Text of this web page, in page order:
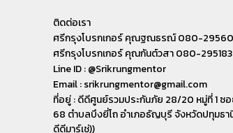
ติดต่อเรา
ศรีกรุงโบรกเกอร์ คุณฐณธรณ์ 080-
ศรีกรุงโบรกเกอร์ คุณกันต์วสา 080-
Line ID : @Srikrungmentor
Email : srikrungmentor@gmail.com
ที่อยู่ : ดีดีศูนย์รวมประกันภัย 28/20 หมู่ที่ 1 ซ
68 ตำบลบึงยี่โถ อำเภอ​ธัญบุรี​ จังหวัดปทุมธา
ดีดีมาร์เช่))